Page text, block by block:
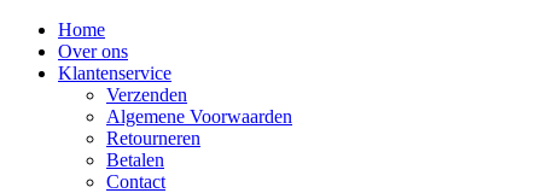
Home
Over ons
Klantenservice
Verzenden
Algemene Voorwaarden
Retourneren
Betalen
Contact